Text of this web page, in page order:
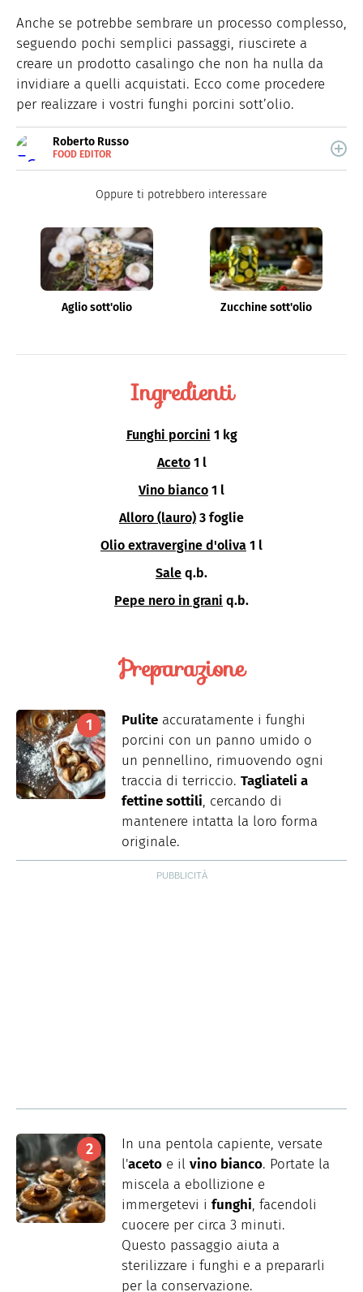
Anche se potrebbe sembrare un processo complesso,
seguendo pochi semplici passaggi, riuscirete a
creare un prodotto casalingo che non ha nulla da
invidiare a quelli acquistati. Ecco come procedere
per realizzare i vostri funghi porcini sott’olio.
Roberto Russo
FOOD EDITOR
Roberto Russo unisce la passione per libri e cucina. Ha
Oppure ti potrebbero interessare
Aglio sott'olio Zucchine sott'olio
Ingredienti
Funghi porcini 1 kg
Aceto 1 l
Vino bianco 1 l
Alloro (lauro) 3 foglie
Olio extravergine d'oliva 1 l
Sale q.b.
Pepe nero in grani q.b.
Preparazione
Pulite accuratamente i funghi
porcini con un panno umido o
un pennellino, rimuovendo ogni
traccia di terriccio. Tagliateli a
fettine sottili, cercando di
mantenere intatta la loro forma
originale.
In una pentola capiente, versate
l'aceto e il vino bianco. Portate la
miscela a ebollizione e
immergetevi i funghi, facendoli
cuocere per circa 3 minuti.
Questo passaggio aiuta a
sterilizzare i funghi e a prepararli
per la conservazione.